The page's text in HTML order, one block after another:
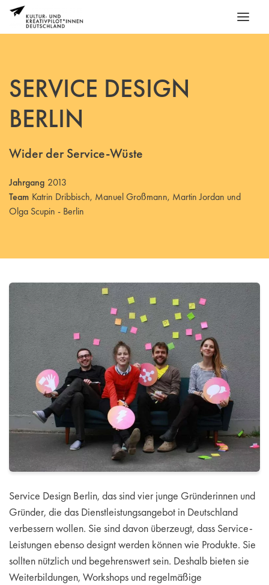
SERVICE DESIGN
BERLIN
Wider der Service-Wüste
Jahrgang 2013
Team Katrin Dribbisch, Manuel Großmann, Martin Jordan und
Olga Scupin - Berlin
Service Design Berlin, das sind vier junge Gründerinnen und
Gründer, die das Dienstleistungsangebot in Deutschland
verbessern wollen. Sie sind davon überzeugt, dass Service-
Leistungen ebenso designt werden können wie Produkte. Sie
sollten nützlich und begehrenswert sein. Deshalb bieten sie
Weiterbildungen, Workshops und regelmäßige